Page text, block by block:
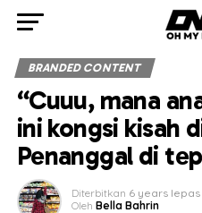
BRANDED CONTENT
“Cuuu, mana
ini kongsi kisah
Penanggal di
Diterbitkan 6 years lepas
Oleh Bella Bahrin